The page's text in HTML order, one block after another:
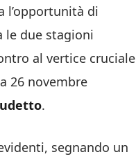
l’opportunità di
due stagioni
al vertice cruciale
26 novembre
.
segnando un